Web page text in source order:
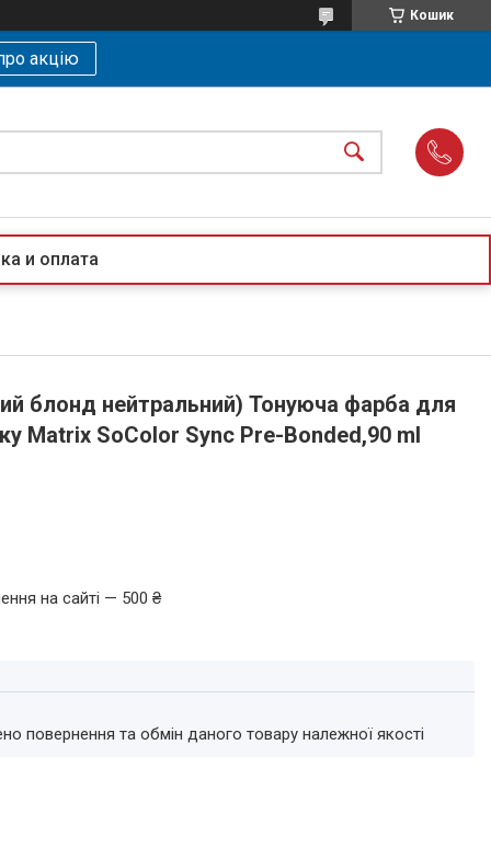
Кошик
акцію
и оплата
блонд нейтральний) Тонуюча фарба для
Matrix SoColor Sync Pre-Bonded,90 ml
на сайті — 500 ₴
повернення та обмін даного товару належної якості